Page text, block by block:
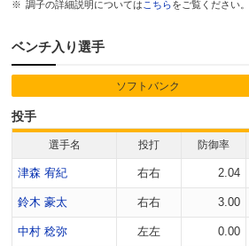
調子の詳細説明については こちらをご覧ください。
ベンチ入り選手
ソフトバンク
投手
選手名 投打 防御率
津森 宥紀 右右 2.04
鈴木 豪太 右右 3.00
中村 稔弥 左左 0.00